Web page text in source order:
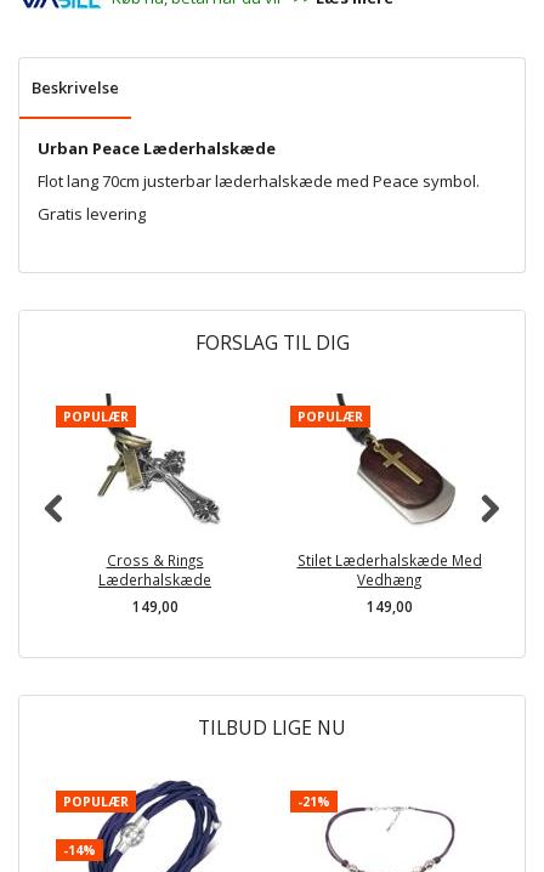
Beskrivelse
Urban Peace Læderhalskæde
Flot lang 70cm justerbar læderhalskæde med Peace symbol.
Gratis levering
FORSLAG TIL DIG
POPULÆR
Cross & Rings
Læderhalskæde
149,00
POPULÆR
Stilet Læderhalskæde Med
Vedhæng
149,00
TILBUD LIGE NU
POPULÆR
-14%
-21%